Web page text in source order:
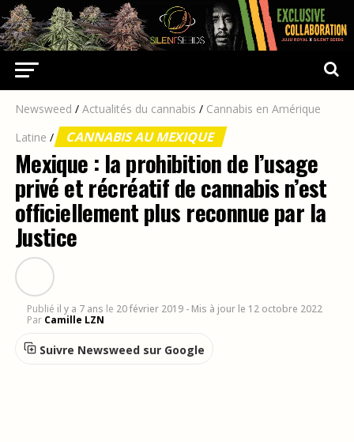
Newsweed / Actualités du cannabis / Cannabis en Amérique
Latine / CANNABIS AU MEXIQUE
Mexique : la prohibition de l’usage
privé et récréatif de cannabis n’est
officiellement plus reconnue par la
Justice
Publié il y a 7 ans le 20 février 2019 - Mis à jour le 12 octobre 2022
Par Camille LZN
Suivre Newsweed sur Google